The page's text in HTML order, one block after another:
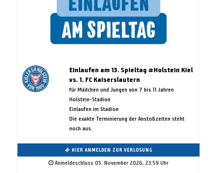
Einlaufen am 13. Spieltag #Holstein Kiel
vs. 1. FC Kaiserslautern
für Mädchen und Jungen von 7 bis 11 Jahren
Holstein-Stadion
Einlaufen im Stadion
Die exakte Terminierung der Anstoßzeiten steht
noch aus.
HIER ANMELDEN ZUR VERLOSUNG
Anmeldeschluss 05. November 2026, 23:59 Uhr